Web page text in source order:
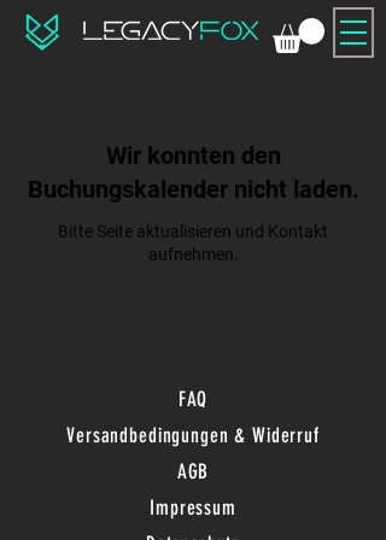
Wir konnten den
Buchungskalender nicht laden.
Bitte Seite aktualisieren und Kontakt
aufnehmen.
FAQ
Versandbedingungen & Widerruf
AGB
Impressum